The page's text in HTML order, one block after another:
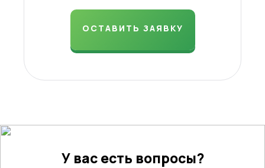
ОСТАВИТЬ ЗАЯВКУ
У вас есть вопросы?